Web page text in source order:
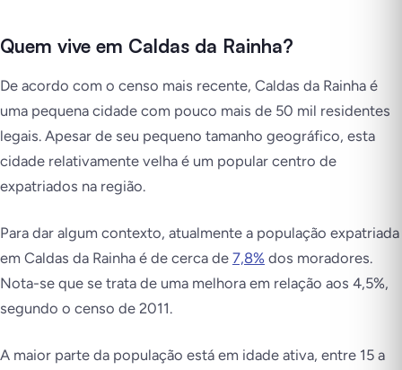
Quem vive em Caldas da Rainha?
De acordo com o censo mais recente, Caldas da Rainha é
uma pequena cidade com pouco mais de 50 mil residentes
legais. Apesar de seu pequeno tamanho geográfico, esta
cidade relativamente velha é um popular centro de
expatriados na região.
Para dar algum contexto, atualmente a população expatriada
em Caldas da Rainha é de cerca de 7,8% dos moradores.
Nota-se que se trata de uma melhora em relação aos 4,5%,
segundo o censo de 2011.
A maior parte da população está em idade ativa, entre 15 a